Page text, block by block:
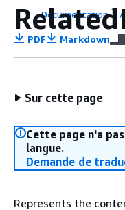
Documentation
PDF Markdown
Sur cette page
Cette page n'a
langue.
Demande de
Represents the